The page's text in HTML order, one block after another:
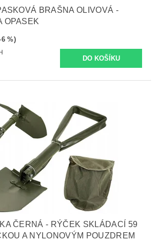
BRAŠNA OLIVOVÁ -
OPASEK
%)
ČERNÁ - RÝČEK SKLÁDACÍ 59
A NYLONOVÝM POUZDREM